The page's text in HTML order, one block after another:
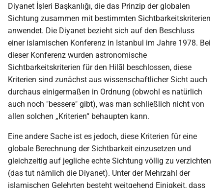
Diyanet İşleri Başkanlığı, die das Prinzip der globalen
Sichtung zusammen mit bestimmten Sichtbarkeitskriterien
anwendet. Die Diyanet bezieht sich auf den Beschluss
einer islamischen Konferenz in Istanbul im Jahre 1978. Bei
dieser Konferenz wurden astronomische
Sichtbarkeitskriterien für den Hilāl beschlossen, diese
Kriterien sind zunächst aus wissenschaftlicher Sicht auch
durchaus einigermaßen in Ordnung (obwohl es natürlich
auch noch "bessere" gibt), was man schließlich nicht von
allen solchen „Kriterien“ behaupten kann.
Eine andere Sache ist es jedoch, diese Kriterien für eine
globale Berechnung der Sichtbarkeit einzusetzen und
gleichzeitig auf jegliche echte Sichtung völlig zu verzichten
(das tut nämlich die Diyanet). Unter der Mehrzahl der
islamischen Gelehrten besteht weitgehend Einigkeit, dass